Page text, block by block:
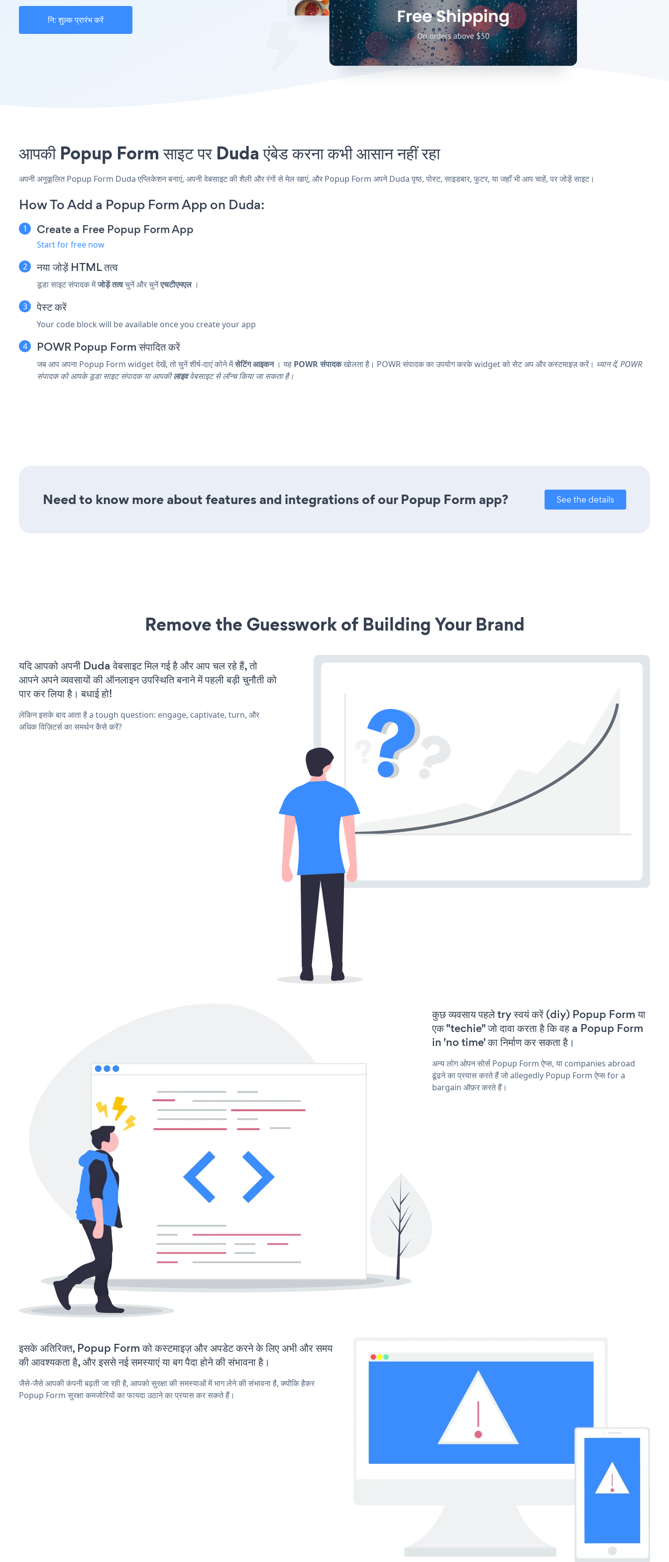
नि: शुल्क प्रारंभ करें
आपकी Popup Form साइट पर Duda एंबेड करना कभी आसान नहीं रहा
अपनी अनुकूलित Popup Form Duda एप्लिकेशन बनाएं, अपनी वेबसाइट की शैली और रंगों से मेल खाएं, और Popup Form अपने Duda पृष्ठ, पोस्ट, साइडबार, फुटर, या जहाँ भी आप चाहें, पर जोड़ें साइट।
How To Add a Popup Form App on Duda:
Create a Free Popup Form App
Start for free now
नया जोड़ेंHTML तत्व
डूडा साइट संपादक मेंजोड़ें तत्वचुनें और चुनेंएचटीएमएल।
पेस्ट करें
Your code block will be available once you create your app
POWR Popup Form संपादित करें
जब आप अपना Popup Form widget देखें, तो चुनेंशीर्ष-दाएं कोने मेंसेटिंग आइकन। यह POWR संपादकखोलता है। POWR संपादक का उपयोग करके widget को सेट अप और कस्टमाइज़ करें। ध्यान दें, POWR
संपादक को आपके डूडा साइट संपादक या आपकीलाइववेबसाइट से लॉन्च किया जा सकता है।
Need to know more about features and integrations of our Popup Form app? See the details
Remove the Guesswork of Building Your Brand
यदि आपको अपनी Duda वेबसाइट मिल गई है और आप चल रहे हैं, तो
आपने अपने व्यवसायों की ऑनलाइन उपस्थिति बनाने में पहली बड़ी चुनौती को
पार कर लिया है। बधाई हो!
लेकिन इसके बाद आता है a tough question: engage, captivate, turn, और
अधिक विज़िटर्स का समर्थन कैसे करें?
कुछ व्यवसाय पहले try स्वयं करें (diy) Popup Form या
एक "techie" जो दावा करता है कि वह a Popup Form
in 'no time' का निर्माण कर सकता है।
अन्य लोग ओपन सोर्स Popup Form ऐप्स, या companies abroad
ढूंढने का प्रयास करते हैं जो allegedly Popup Form ऐप्स for a
bargain ऑफ़र करते हैं।
इसके अतिरिक्त, Popup Form को कस्टमाइज़ और अपडेट करने के लिए अभी और समय
की आवश्यकता है, और इससे नई समस्याएं या बग पैदा होने की संभावना है।
जैसे-जैसे आपकी कंपनी बढ़ती जा रही है, आपको सुरक्षा की समस्याओं में भाग लेने की संभावना है, क्योंकि हैकर
Popup Form सुरक्षा कमजोरियों का फायदा उठाने का प्रयास कर सकते हैं।